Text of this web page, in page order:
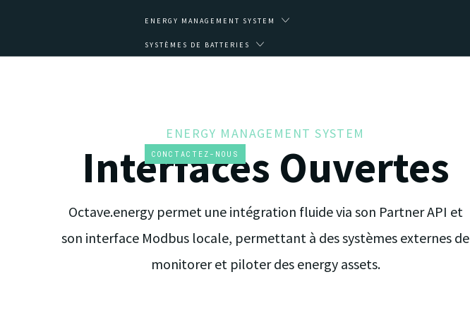
ENERGY MANAGEMENT SYSTEM
SYSTÈMES DE BATTERIES
CONCTACTEZ-NOUS
ENERGY MANAGEMENT SYSTEM
Interfaces Ouvertes
Octave.energy permet une intégration fluide via son Partner API et
son interface Modbus locale, permettant à des systèmes externes de
monitorer et piloter des energy assets.